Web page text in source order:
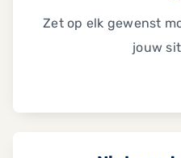
Zet op elk gewenst
jouw